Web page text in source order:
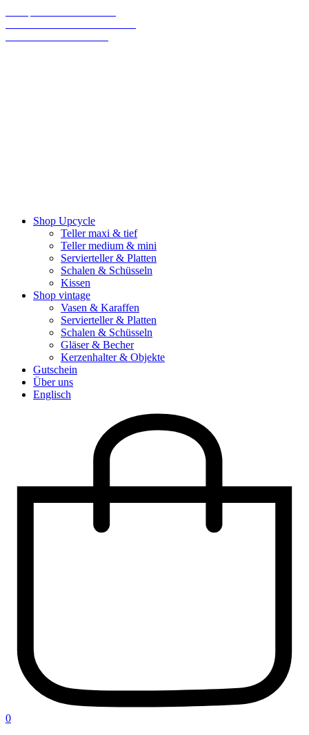
Shop Upcycle
Teller maxi & tief
Teller medium & mini
Servierteller & Platten
Schalen & Schüsseln
Kissen
Shop vintage
Vasen & Karaffen
Servierteller & Platten
Schalen & Schüsseln
Gläser & Becher
Kerzenhalter & Objekte
Gutschein
Über uns
Englisch
0